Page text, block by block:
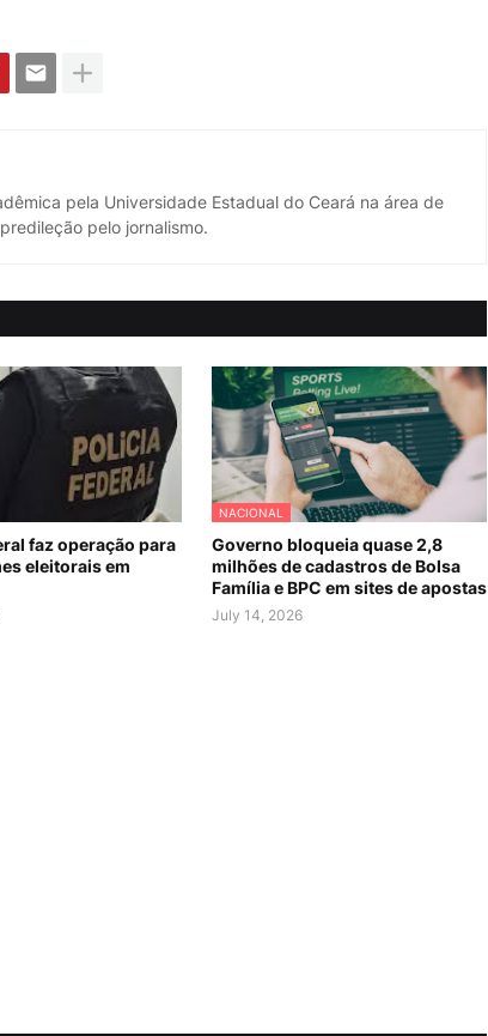
pela Universidade Estadual do Ceará na área de
pelo jornalismo.
faz operação para
eleitorais em
NACIONAL
Governo bloqueia quase 2,8
milhões de cadastros de Bolsa
Família e BPC em sites de apostas
July 14, 2026